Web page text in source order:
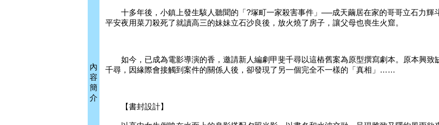
內
容
簡
介
十多年後，小鎮上發生駭人聽聞的「?塚町一家殺害事件」──成天繭居在家的哥哥立石力輝
平安夜用菜刀殺死了就讀高三的妹妹立石沙良後，放火燒了房子，讓父母也喪生火窟。
如今，已成為電影導演的香，邀請新人編劇甲斐千尋以這樁舊案為原型撰寫劇本。原本興致
千尋，因緣際會接觸到案件的關係人後，卻發現了另一個完全不一樣的「真相」……
【書封設計】